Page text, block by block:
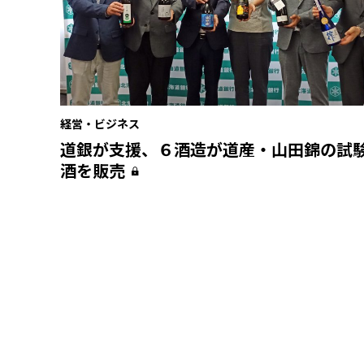
経営・ビジネス
道銀が支援、６酒造が道産・山田錦の試
酒を販売